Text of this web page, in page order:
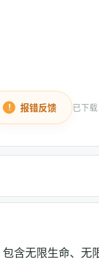
报错反馈 已下
含无限生命、